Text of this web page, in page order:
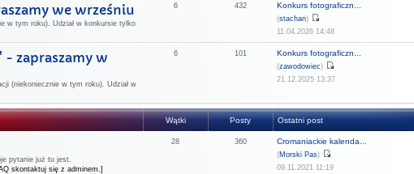
we wrześniu
w tym roku). Udział w konkursie tylko
6 432 Konkurs fotograficzn...
(stachan)
11.04.2026 14:48
zapraszamy w
(niekoniecznie w tym roku). Udział w
6 101 Konkurs fotograficzn...
(zawodowiec)
21.12.2025 13:37
Wątki Posty Ostatni post
pytanie już tu jest.
skontaktuj się z adminem.]
28 360 Cromaniackie kalenda...
(Morski Pas)
09.11.2021 11:19